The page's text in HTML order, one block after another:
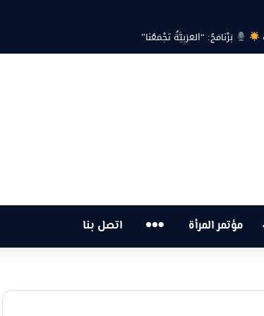
الكهرباء في تونس تهدد الحق في الحياة؟
مؤتمر المرأة … اتصل بنا